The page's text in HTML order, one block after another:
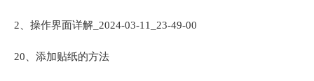
2、操作界面详解_2024-03-11_23-49-00
20、添加贴纸的方法